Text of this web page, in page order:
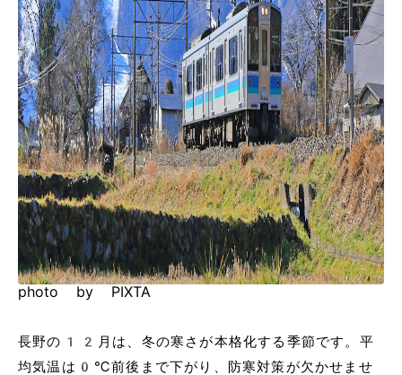
photo by PIXTA
長野の12月は、冬の寒さが本格化する季節です。平
均気温は0℃前後まで下がり、防寒対策が欠かせませ